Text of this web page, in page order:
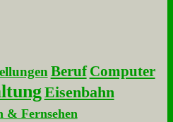
Beruf Computer
Eisenbahn
& Fernsehen